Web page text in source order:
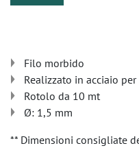
Filo morbido
Realizzato in acciaio
Rotolo da 10 mt
Ø: 1,5 mm
** Dimensioni consigliate